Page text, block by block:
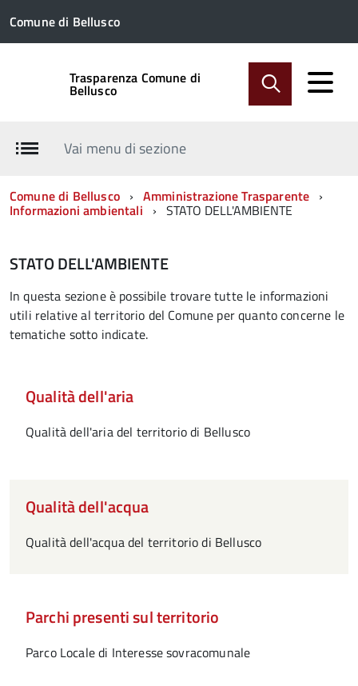
Comune di Bellusco
Trasparenza Comune di
Bellusco
Vai menu di sezione
Comune di Bellusco Amministrazione Trasparente
Informazioni ambientali STATO DELL'AMBIENTE
STATO DELL'AMBIENTE
In questa sezione è possibile trovare tutte le informazioni
utili relative al territorio del Comune per quanto concerne le
tematiche sotto indicate.
Qualità dell'aria
Qualità dell'aria del territorio di Bellusco
Qualità dell'acqua
Qualità dell'acqua del territorio di Bellusco
Parchi presenti sul territorio
Parco Locale di Interesse sovracomunale